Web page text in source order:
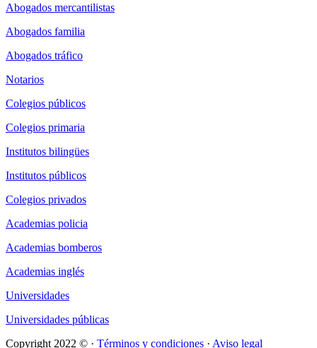
Abogados mercantilistas
Abogados familia
Abogados tráfico
Notarios
Colegios públicos
Colegios primaria
Institutos bilingües
Institutos públicos
Colegios privados
Academias policia
Academias bomberos
Academias inglés
Universidades
Universidades públicas
Copyright 2022 © · Términos y condiciones · Aviso legal